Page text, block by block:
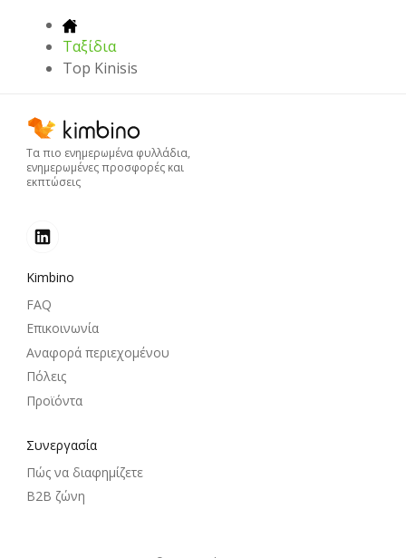
Ταξίδια
Top Kinisis
Τα πιο ενημερωμένα φυλλάδια,
ενημερωμένες προσφορές και
εκπτώσεις
Kimbino
FAQ
Επικοινωνία
Αναφορά περιεχομένου
Πόλεις
Προϊόντα
Συνεργασία
Πώς να διαφημίζετε
B2B ζώνη